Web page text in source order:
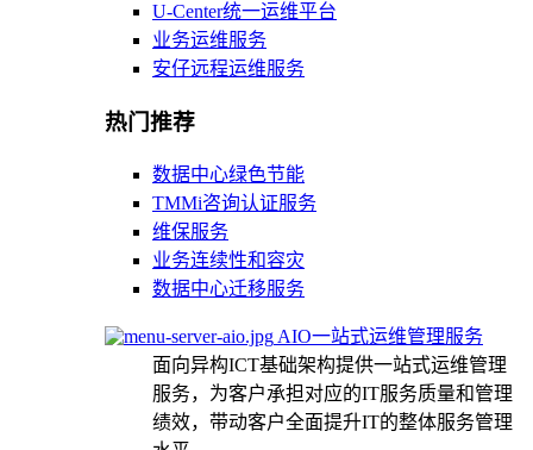
U-Center统一运维平台
业务运维服务
安仔远程运维服务
热门推荐
数据中心绿色节能
TMMi咨询认证服务
维保服务
业务连续性和容灾
数据中心迁移服务
AIO一站式运维管理服务
面向异构ICT基础架构提供一站式运维管理
服务，为客户承担对应的IT服务质量和管理
绩效，带动客户全面提升IT的整体服务管理